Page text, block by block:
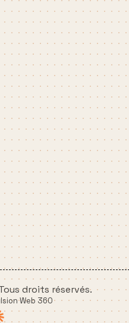
droits réservés.
Web 360